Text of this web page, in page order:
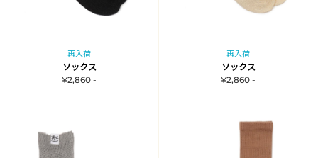
再入荷
ソックス
¥2,860 -
再入荷
ソックス
¥2,860 -